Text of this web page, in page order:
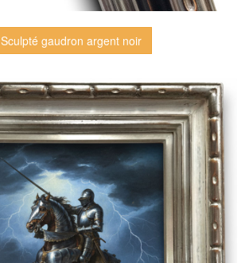
Sculpté gaudron argent noir